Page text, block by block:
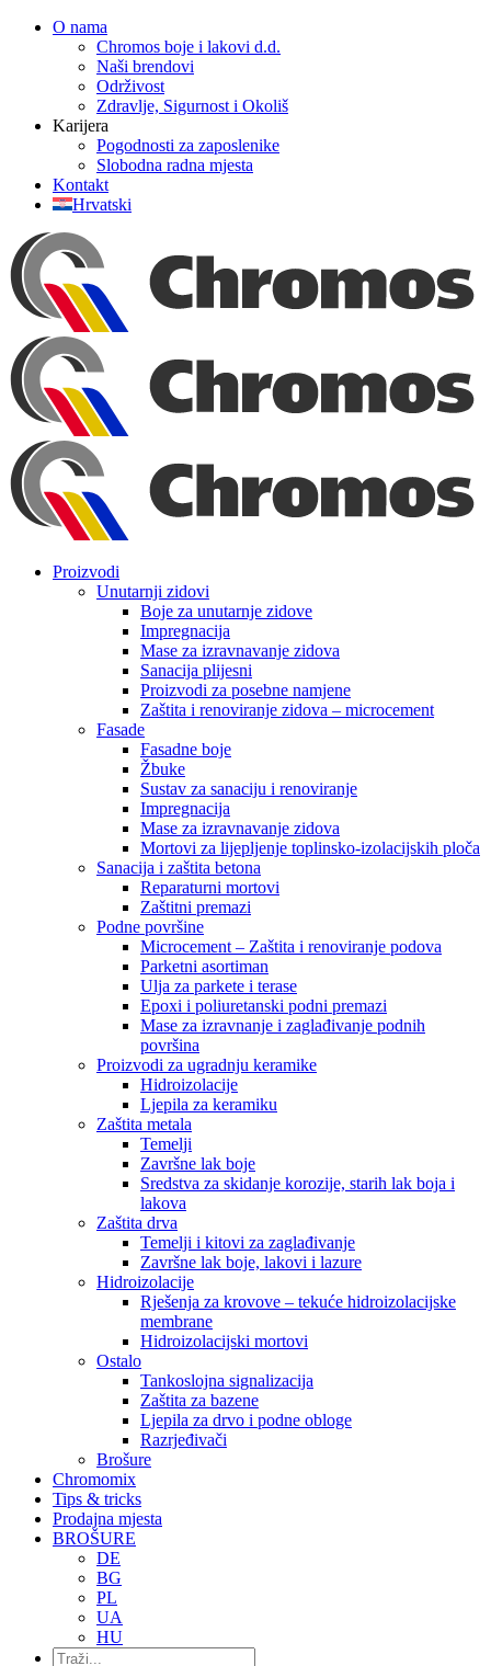
Skip
O nama
Chromos boje i lakovi d.d.
Naši brendovi
Održivost
Zdravlje, Sigurnost i Okoliš
Karijera
Pogodnosti za zaposlenike
Slobodna radna mjesta
Kontakt
Hrvatski
Facebook
YouTube
Proizvodi
Unutarnji zidovi
Boje za unutarnje zidove
Impregnacija
Mase za izravnavanje zidova
Sanacija plijesni
Proizvodi za posebne namjene
Zaštita i renoviranje zidova – microcement
Fasade
Fasadne boje
Žbuke
Sustav za sanaciju i renoviranje
Impregnacija
Mase za izravnavanje zidova
Mortovi za lijepljenje toplinsko-izolacijskih ploča
Sanacija i zaštita betona
Reparaturni mortovi
Zaštitni premazi
Podne površine
Microcement – Zaštita i renoviranje podova
Parketni asortiman
Ulja za parkete i terase
Epoxi i poliuretanski podni premazi
Mase za izravnanje i zaglađivanje podnih
površina
Proizvodi za ugradnju keramike
Hidroizolacije
Ljepila za keramiku
Zaštita metala
Temelji
Završne lak boje
Sredstva za skidanje korozije, starih lak boja i
lakova
Zaštita drva
Temelji i kitovi za zaglađivanje
Završne lak boje, lakovi i lazure
Hidroizolacije
Rješenja za krovove – tekuće hidroizolacijske
membrane
Hidroizolacijski mortovi
Ostalo
Tankoslojna signalizacija
Zaštita za bazene
Ljepila za drvo i podne obloge
Razrjeđivači
Brošure
Chromomix
Tips & tricks
Prodajna mjesta
BROŠURE
DE
BG
PL
UA
HU
Traži...